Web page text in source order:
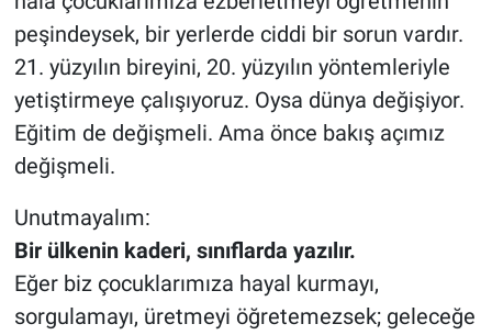
peşindeysek, bir yerlerde ciddi bir sorun vardır.
21. yüzyılın bireyini, 20. yüzyılın yöntemleriyle
yetiştirmeye çalışıyoruz. Oysa dünya değişiyor.
Eğitim de değişmeli. Ama önce bakış açımız
değişmeli.
Unutmayalım:
Bir ülkenin kaderi, sınıflarda yazılır.
Eğer biz çocuklarımıza hayal kurmayı,
sorgulamayı, üretmeyi öğretemezsek; geleceğe